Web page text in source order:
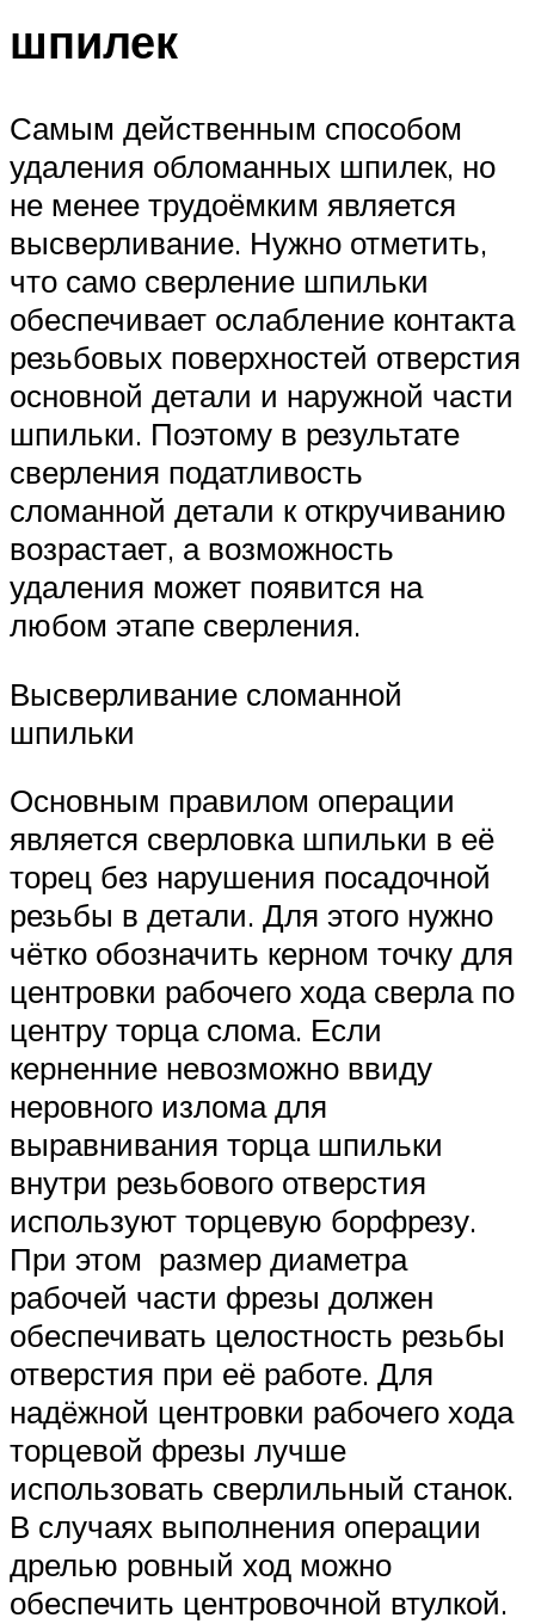
шпилек
Самым действенным способом
удаления обломанных шпилек, но
не менее трудоёмким является
высверливание. Нужно отметить,
что само сверление шпильки
обеспечивает ослабление контакта
резьбовых поверхностей отверстия
основной детали и наружной части
шпильки. Поэтому в результате
сверления податливость
сломанной детали к откручиванию
возрастает, а возможность
удаления может появится на
любом этапе сверления.
Высверливание сломанной
шпильки
Основным правилом операции
является сверловка шпильки в её
торец без нарушения посадочной
резьбы в детали. Для этого нужно
чётко обозначить керном точку для
центровки рабочего хода сверла по
центру торца слома. Если
керненние невозможно ввиду
неровного излома для
выравнивания торца шпильки
внутри резьбового отверстия
используют торцевую борфрезу.
При этом размер диаметра
рабочей части фрезы должен
обеспечивать целостность резьбы
отверстия при её работе. Для
надёжной центровки рабочего хода
торцевой фрезы лучше
использовать сверлильный станок.
В случаях выполнения операции
дрелью ровный ход можно
обеспечить центровочной втулкой.